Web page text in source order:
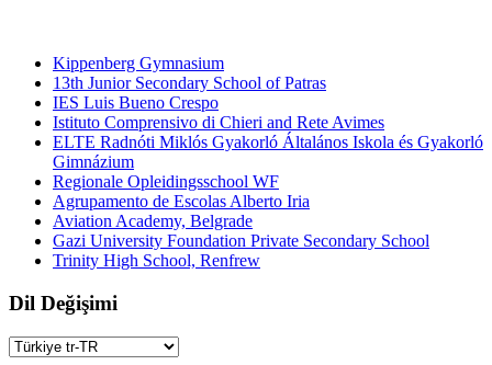
Kippenberg Gymnasium
13th Junior Secondary School of Patras
IES Luis Bueno Crespo
Istituto Comprensivo di Chieri and Rete Avimes
ELTE Radnóti Miklós Gyakorló Általános Iskola és Gyakorló
Gimnázium
Regionale Opleidingsschool WF
Agrupamento de Escolas Alberto Iria
Aviation Academy, Belgrade
Gazi University Foundation Private Secondary School
Trinity High School, Renfrew
Dil Değişimi